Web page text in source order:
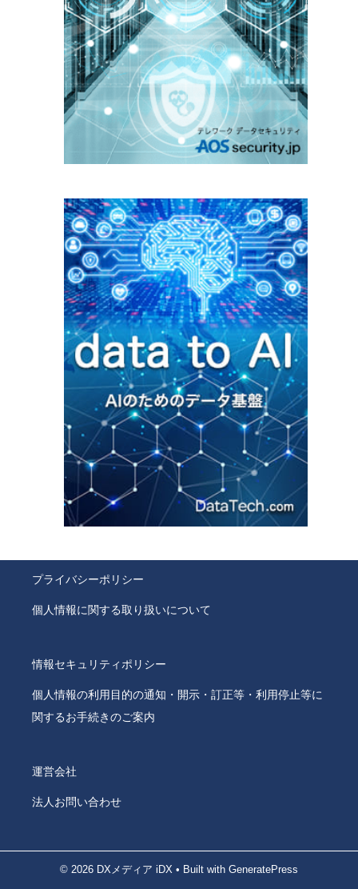
プライバシーポリシー
個人情報に関する取り扱いについて
情報セキュリティポリシー
個人情報の利用目的の通知・開示・訂正等・利用停止等に
関するお手続きのご案内
運営会社
法人お問い合わせ
© 2026 DXメディア iDX • Built with GeneratePress